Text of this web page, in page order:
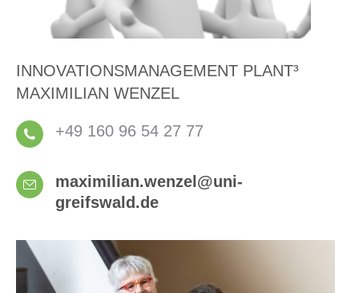
INNOVATIONSMANAGEMENT PLANT³
MAXIMILIAN WENZEL
+49 160 96 54 27 77
maximilian.wenzel@uni-
greifswald.de